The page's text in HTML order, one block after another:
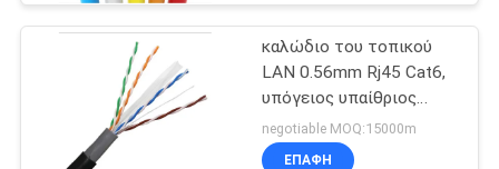
ΠΟΛΙΤΙΚΉ
ΑΠΟΡΡΉΤΟΥ
καλώδιο του τοπικού
LAN 0.56mm Rj45 Cat6,
υπόγειος υπαίθριος
αδιάβροχος καλωδίων
Cat6
negotiable MOQ:15000m
ΕΠΑΦΉ